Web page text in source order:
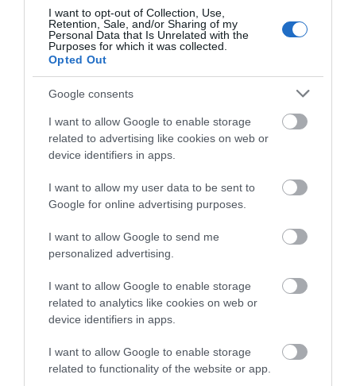
I want to opt-out of Collection, Use,
Retention, Sale, and/or Sharing of my
Personal Data that Is Unrelated with the
Purposes for which it was collected.
Opted Out
Google consents
I want to allow Google to enable storage
related to advertising like cookies on web or
device identifiers in apps.
I want to allow my user data to be sent to
Google for online advertising purposes.
I want to allow Google to send me
personalized advertising.
I want to allow Google to enable storage
related to analytics like cookies on web or
device identifiers in apps.
I want to allow Google to enable storage
related to functionality of the website or app.
ΡΟΗ ΕΙΔΗΣΕΩΝ
Νέο τροχαίο με υλικές ζημιές
07.08.2026 | 21:40
Εύβοια: Γυναίκα έπεσε θύμα
διαδικτυακής απάτης – Πλήρωσε για
07.08.2026 | 21:20
ανασύρθηκε χωρίς τις αισθήσεις του
από τη θάλασσα
Ανακοινώθηκαν νέες προσλήψεις σε
δήμο της Εύβοιας: Δείτε εδώ
07.08.2026 | 20:40